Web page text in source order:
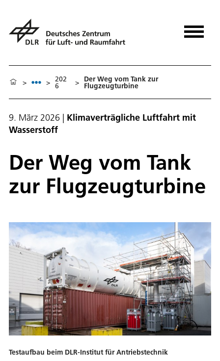
> > 202
6 > Der Weg vom Tank zur
Flugzeugturbine
9. März 2026 | Klimaverträgliche Luftfahrt mit
Wasserstoff
Der Weg vom Tank
zur Flugzeugturbine
Testaufbau beim DLR-Institut für Antriebstechnik